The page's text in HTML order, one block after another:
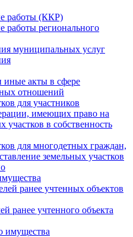
работы (ККР)
работы регионального
муниципальных услуг
акты в сфере
отношений
для участников
имеющих право на
участков в собственность
для многодетных граждан,
земельных участков
ранее учтенных объектов
ранее учтенного объекта
имущества